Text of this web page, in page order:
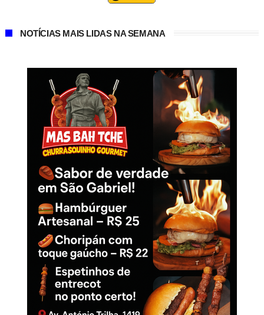
NOTÍCIAS MAIS LIDAS NA SEMANA